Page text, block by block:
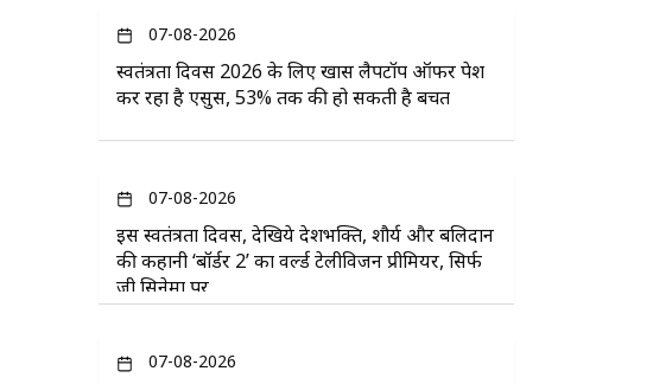
07-08-2026
स्वतंत्रता दिवस 2026 के लिए खास लैपटॉप ऑफर पेश
कर रहा है एसुस, 53% तक की हो सकती है बचत
07-08-2026
इस स्वतंत्रता दिवस, देखिये देशभक्ति, शौर्य और बलिदान
की कहानी ‘बॉर्डर 2’ का वर्ल्ड टेलीविजन प्रीमियर, सिर्फ
ज़ी सिनेमा पर
07-08-2026